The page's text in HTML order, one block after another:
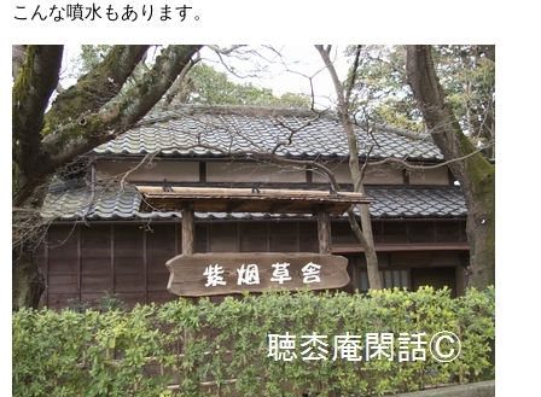
こんな噴水もあります。